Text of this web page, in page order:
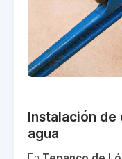
Instalación
agua